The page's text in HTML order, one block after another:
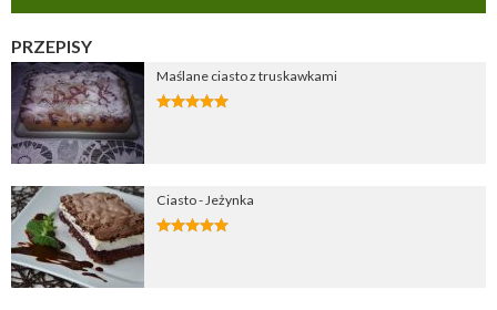
PRZEPISY
Maślane ciasto z truskawkami
Ciasto - Jeżynka